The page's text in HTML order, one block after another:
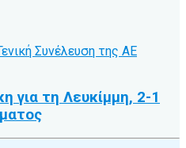
για τη Λευκίμμη, 2-1